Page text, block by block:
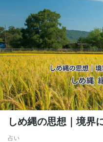
しめ縄の思想｜境界
占い